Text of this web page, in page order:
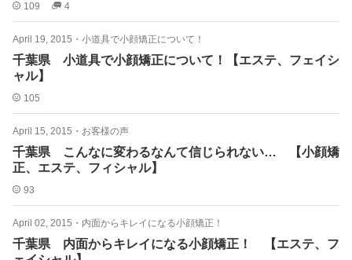
109 4
April 19, 2015 ・ 小道具で小顔矯正について！
千葉県 小道具で小顔矯正について！【エステ、フェイシ
ャル】
105
April 15, 2015 ・ お客様の声
千葉県 こんなに変わるなんて信じられない… 【小顔矯
正、エステ、フィシャル】
93
April 02, 2015 ・ 内面からキレイになる小顔矯正！
千葉県 内面からキレイになる小顔矯正！ 【エステ、フ